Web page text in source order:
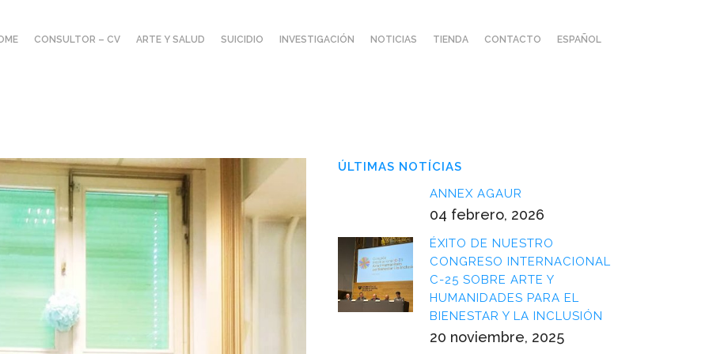
CONSULTOR – CV ARTE Y SALUD SUICIDIO INVESTIGACIÓN NOTICIAS TIENDA CONTACTO ESPAÑOL
ÚLTIMAS NOTÍCIAS
ANNEX AGAUR
04 febrero, 2026
ÉXITO DE NUESTRO
CONGRESO INTERNACIONAL
C-25 SOBRE ARTE Y
HUMANIDADES PARA EL
BIENESTAR Y LA INCLUSIÓN
20 noviembre, 2025